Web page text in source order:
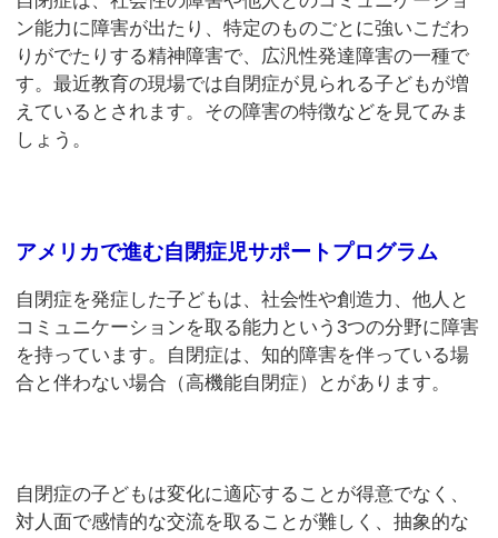
ン能力に障害が出たり、特定のものごとに強いこだわ
りがでたりする精神障害で、広汎性発達障害の一種で
す。最近教育の現場では自閉症が見られる子どもが増
えているとされます。その障害の特徴などを見てみま
しょう。
アメリカで進む自閉症児サポートプログラム
自閉症を発症した子どもは、社会性や創造力、他人と
コミュニケーションを取る能力という3つの分野に障害
を持っています。自閉症は、知的障害を伴っている場
合と伴わない場合（高機能自閉症）とがあります。
自閉症の子どもは変化に適応することが得意でなく、
対人面で感情的な交流を取ることが難しく、抽象的な